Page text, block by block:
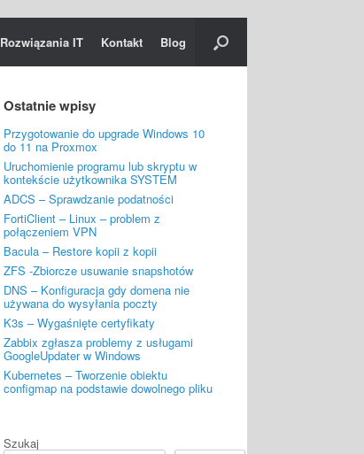
Rozwiązania IT Kontakt Blog
Ostatnie wpisy
Przygotowanie do upgrade Windows 10
do 11 na Proxmox
Uruchomienie programu lub skryptu w
kontekście użytkownika SYSTEM
ADCS – Sprawdzanie podatności
FortiClient – Linux – problem z
połączeniem VPN
Bacula – Restore kopii z kopii
ZFS -Zbiorcze usuwanie snapshotów
DNS – Konfiguracja gdy domena nie
używana do wysyłania poczty
K3s – Wygaśnięte certyfikaty
Zabbix zgłasza problemy z usługami
GoogleUpdater w Windows
Kubernetes – Tworzenie obiektu
configmap na podstawie dowolnego pliku
Szukaj